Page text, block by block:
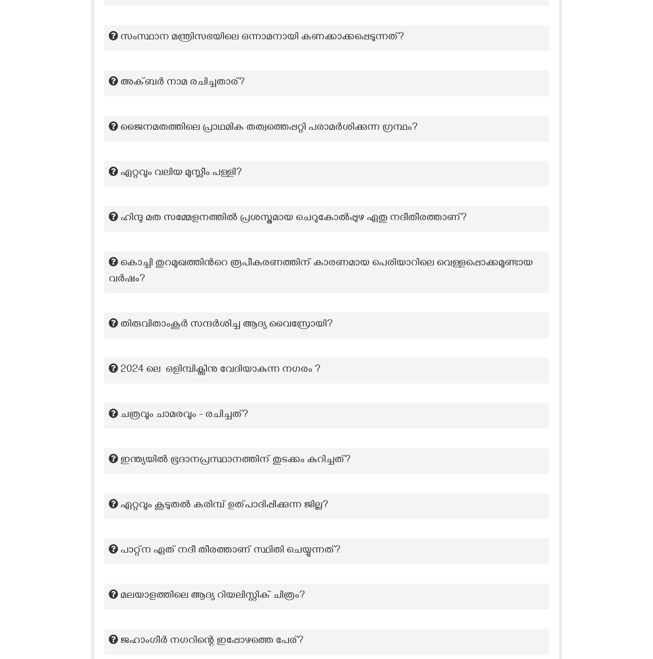
സംസ്ഥാന മന്ത്രിസഭയിലെ ഒന്നാമനായി കണക്കാക്കപ്പെടുന്നത്?
അക്ബര്‍ നാമ രചിച്ചതാര്?
ജൈനമതത്തിലെ പ്രാഥമിക തത്വത്തെപ്പറ്റി പരാമർശിക്കുന്ന ഗ്രന്ഥം?
ഏറ്റവും വലിയ മുസ്ലീം പള്ളി?
ഹിന്ദു മത സമ്മേളനത്തിൽ പ്രശസ്തമായ ചെറുകോൽപ്പുഴ ഏതു നദീതീരത്താണ്?
കൊച്ചി തുറമുഖത്തിന്‍റെ രൂപീകരണത്തിന് കാരണമായ പെരിയാറിലെ വെള്ളപ്പൊക്കമുണ്ടായ
വർഷം?
തിരുവിതാംകൂർ സന്ദർശിച്ച ആദ്യ വൈസ്രോയി?
2024 ലെ ഒളിമ്പിക്സിനു വേദിയാകുന്ന നഗരം ?
ചത്രവും ചാമരവും - രചിച്ചത്?
ഇന്ത്യയിൽ ഭൂദാനപ്രസ്ഥാനത്തിന് തുടക്കം കുറിച്ചത്?
ഏറ്റവും കൂടുതല്‍ കരിമ്പ് ഉത്പാദിപ്പിക്കുന്ന ജില്ല?
പാറ്റ്ന ഏത് നദീ തീരത്താണ് സ്ഥിതി ചെയ്യുന്നത്?
മലയാളത്തിലെ ആദ്യ റിയലിസ്റ്റിക് ചിത്രം?
ജഹാംഗീർ നഗറിന്റെ ഇപ്പോഴത്തെ പേര്?